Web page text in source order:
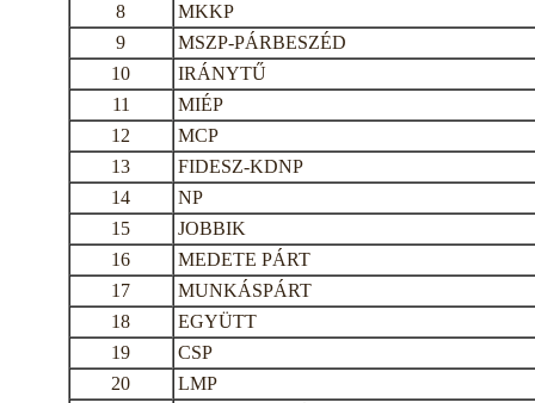
8
MKKP
9
MSZP-PÁRBESZÉD
10
IRÁNYTŰ
11
MIÉP
12
MCP
13
FIDESZ-KDNP
14
NP
15
JOBBIK
16
MEDETE PÁRT
17
MUNKÁSPÁRT
18
EGYÜTT
19
CSP
20
LMP